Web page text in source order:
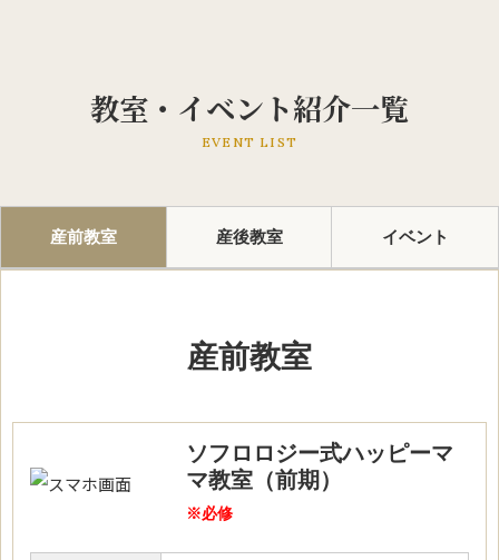
教室・イベント紹介一覧
EVENT LIST
産前教室 産後教室 イベント
産前教室
ソフロロジー式ハッピーマ
マ教室（前期）
※必修